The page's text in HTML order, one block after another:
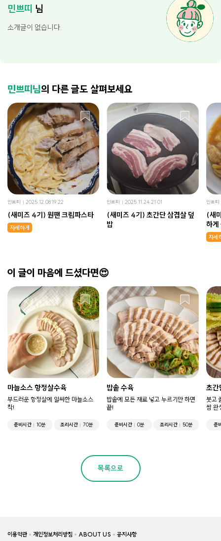
민쁘띠 님
소개글이 없습니다.
민쁘띠님의 다른 글도 살펴보세요
민쁘띠 2025.12.08 19:22
(새미즈 4기) 원팬 크림파스타
자세하게
민쁘띠 2025.11.24 21:01
(새미즈 4기) 초간단 삼겹살 덮
밥
민쁘띠
(새
하게
자세
이 글이 마음에 드셨다면😍
마늘소스 항정살수육
부드러운 항정살에 알싸한 마늘소스
착!
준비시간 10분 조리시간 70분
밥솥 수육
밥솥에 모든 재료 넣고 누르기만 하면
끝!
준비시간 0분 조리시간 50분
초간
붓고
쌈 완
준
목록으로
이용약관 개인정보처리방침 ABOUT US 공지사항